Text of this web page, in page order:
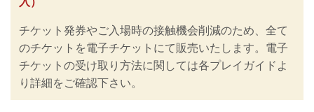
入退場規制の実施、また禁止事項を設け
るなど、新たな取り組みを行いますので
ご案内いたします。
皆さまには大変ご不便をおかけいたしま
すが、安心してご来場・ご観戦いただけ
ますよう努めてまいりますので、何卒ご
チケット発券やご入場時の接触機会削減のため、全て
のチケットを電子チケットにて販売いたします。電子
チケットの受け取り方法に関しては各プレイガイドよ
り詳細をご確認下さい。